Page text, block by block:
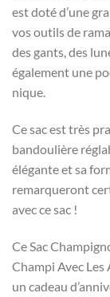
est doté d’une
vos outils de
des gants, des
également une
nique.
Ce sac est très
bandoulière
élégante et sa
remarqueront
avec ce sac !
Ce Sac
Champi Avec
un cadeau